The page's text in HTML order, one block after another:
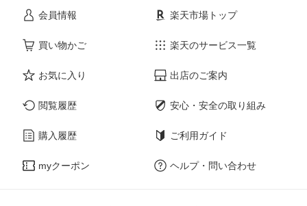
会員情報
買い物かご
お気に入り
閲覧履歴
購入履歴
myクーポン
楽天市場トップ
楽天のサービス一覧
出店のご案内
安心・安全の取り組み
ご利用ガイド
ヘルプ・問い合わせ